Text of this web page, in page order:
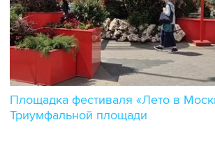
Площадка фестиваля «Лето в
Триумфальной площади